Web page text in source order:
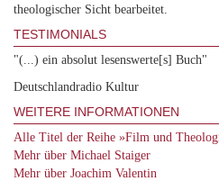
theologischer Sicht bearbeitet.
TESTIMONIALS
"(...) ein absolut lesenswerte[s] Buch"
Deutschlandradio Kultur
WEITERE INFORMATIONEN
Alle Titel der Reihe »Film und
Mehr über Michael Staiger
Mehr über Joachim Valentin